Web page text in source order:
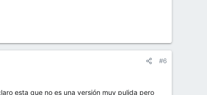
#6
esta que no es una versión muy pulida pero